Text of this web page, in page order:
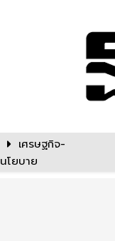
เศรษฐกิจ-
นโยบาย